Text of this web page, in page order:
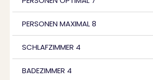
PERSONEN MAXIMAL 8
SCHLAFZIMMER 4
BADEZIMMER 4